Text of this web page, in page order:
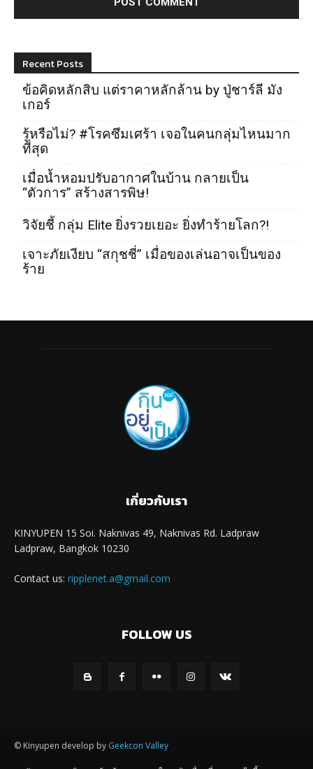
Recent Posts
ข้อคิดหลักสิบ แต่ราคาหลักล้าน by ปู่ชาร์ลี มัง
เกอร์
รู้หรือไม่? #โรคซึมเศร้า เจอในคนกลุ่มไหนมาก
ที่สุด
เมื่อน้ำหอมปรับอากาศในบ้าน กลายเป็น
“ตัวการ” สร้างสารพิษ!
วิจัยชี้ กลุ่ม Elite ยิ่งรวยเยอะ ยิ่งทำร้ายโลก?!
เจาะภัยเงียบ “สกุชชี่” เมื่อของเล่นอาจเป็นของ
ร้าย
เกี่ยวกับเรา
KINYUPEN 15 Soi. Naknivas 49, Naknivas Rd. Ladpraw
Ladpraw, Bangkok 10230
Contact us: ripplenet.a@gmail.com
FOLLOW US
© Kinyupen develop by Geekcon Valley